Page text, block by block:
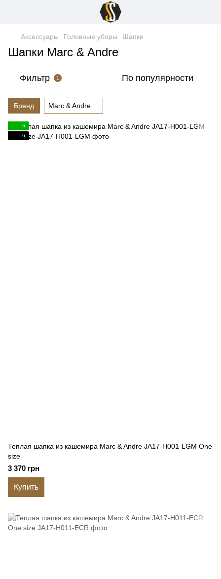
Аксессуары Головные уборы Шапки
Шапки Marc & Andre
Фильтр 1 По популярности
Бренд Marc & Andre
6
6
Теплая шапка из кашемира Marc & Andre JA17-H001-LGM One
size
3 370 грн
Купить